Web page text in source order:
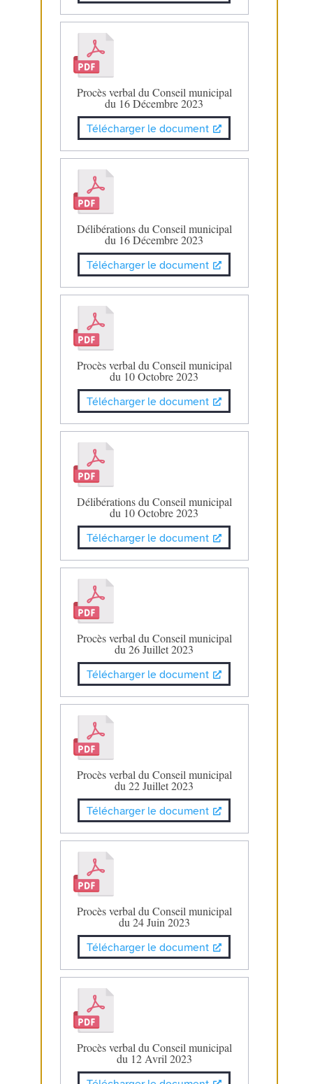
Procès verbal du Conseil municipal
du 16 Décembre 2023
Télécharger le document
Délibérations du Conseil municipal
du 16 Décembre 2023
Télécharger le document
Procès verbal du Conseil municipal
du 10 Octobre 2023
Télécharger le document
Délibérations du Conseil municipal
du 10 Octobre 2023
Télécharger le document
Procès verbal du Conseil municipal
du 26 Juillet 2023
Télécharger le document
Procès verbal du Conseil municipal
du 22 Juillet 2023
Télécharger le document
Procès verbal du Conseil municipal
du 24 Juin 2023
Télécharger le document
Procès verbal du Conseil municipal
du 12 Avril 2023